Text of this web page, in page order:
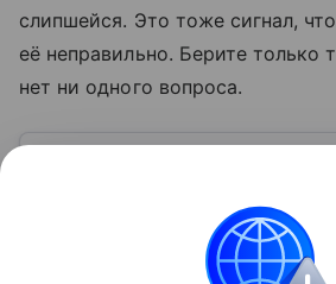
слипшейся. Это тоже сигнал,
её неправильно. Берите только
нет ни одного вопроса.
Перед выпуском новой продукции
проанализировать спрос, так как